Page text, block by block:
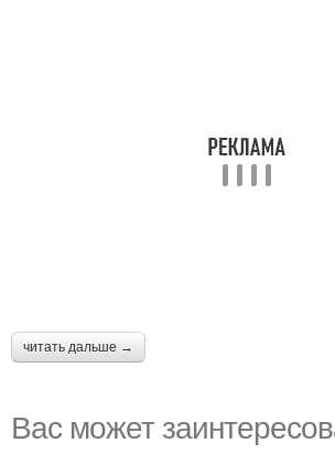
читать дальше →
Вас может